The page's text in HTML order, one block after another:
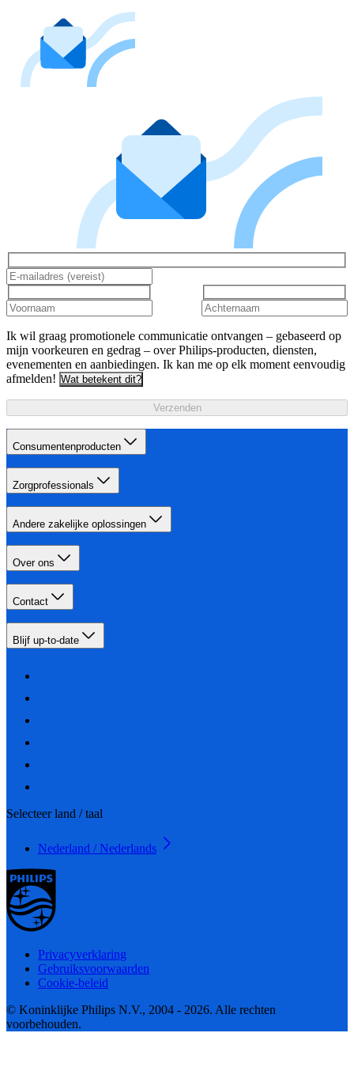
Ik wil graag promotionele communicatie ontvangen – gebaseerd op
mijn voorkeuren en gedrag – over Philips-producten, diensten,
evenementen en aanbiedingen. Ik kan me op elk moment eenvoudig
afmelden! Wat betekent dit?
Verzenden
Consumentenproducten
Zorgprofessionals
Andere zakelijke oplossingen
Over ons
Contact
Blijf up-to-date
Selecteer land / taal
Nederland / Nederlands
Privacyverklaring
Gebruiksvoorwaarden
Cookie-beleid
© Koninklijke Philips N.V., 2004 - 2026. Alle rechten
voorbehouden.